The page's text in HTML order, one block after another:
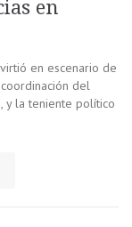
en
en escenario de
del
y la teniente político